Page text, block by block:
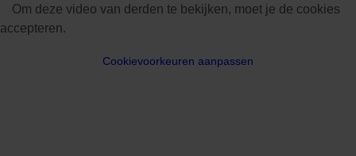
Om deze video van derden te bekijken, moet je de cookies
accepteren.
Cookievoorkeuren aanpassen